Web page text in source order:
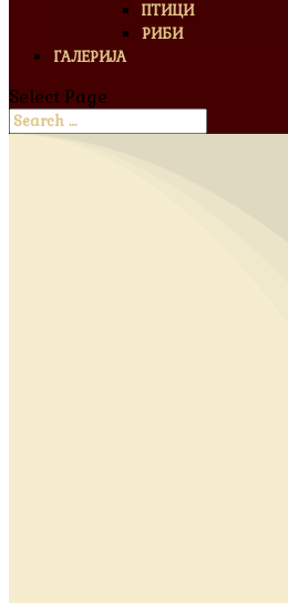
ПТИЦИ
РИБИ
ГАЛЕРИЈА
Select Page